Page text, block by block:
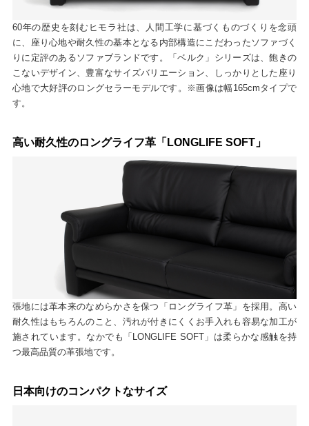
60年の歴史を刻むヒモラ社は、人間工学に基づくものづくりを念頭
に、座り心地や耐久性の基本となる内部構造にこだわったソファづく
りに定評のあるソファブランドです。「ベルク」シリーズは、飽きの
こないデザイン、豊富なサイズバリエーション、しっかりとした座り
心地で大好評のロングセラーモデルです。※画像は幅165cmタイプで
す。
高い耐久性のロングライフ革「LONGLIFE SOFT」
張地には革本来のなめらかさを保つ「ロングライフ革」を採用。高い
耐久性はもちろんのこと、汚れが付きにくくお手入れも容易な加工が
施されています。なかでも「LONGLIFE SOFT」は柔らかな感触を持
つ最高品質の革張地です。
日本向けのコンパクトなサイズ